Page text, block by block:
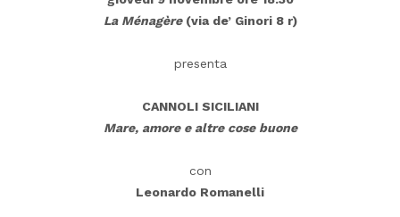
La Ménagère(via de’ Ginori 8 r)
presenta
CANNOLI SICILIANI
Mare, amore e altre cose buone
con
Leonardo Romanelli